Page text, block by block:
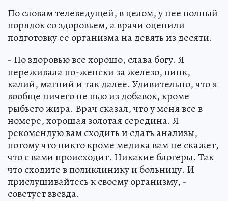
По словам телеведущей, в целом, у нее полный
порядок со здоровьем, а врачи оценили
подготовку ее организма на девять из десяти.
- По здоровью все хорошо, слава богу. Я
переживала по-женски за железо, цинк,
калий, магний и так далее. Удивительно, что я
вообще ничего не пью из добавок, кроме
рыбьего жира. Врач сказал, что у меня все в
номере, хорошая золотая середина. Я
рекомендую вам сходить и сдать анализы,
потому что никто кроме медика вам не скажет,
что с вами происходит. Никакие блогеры. Так
что сходите в поликлинику и больницу. И
прислушивайтесь к своему организму, -
советует звезда.